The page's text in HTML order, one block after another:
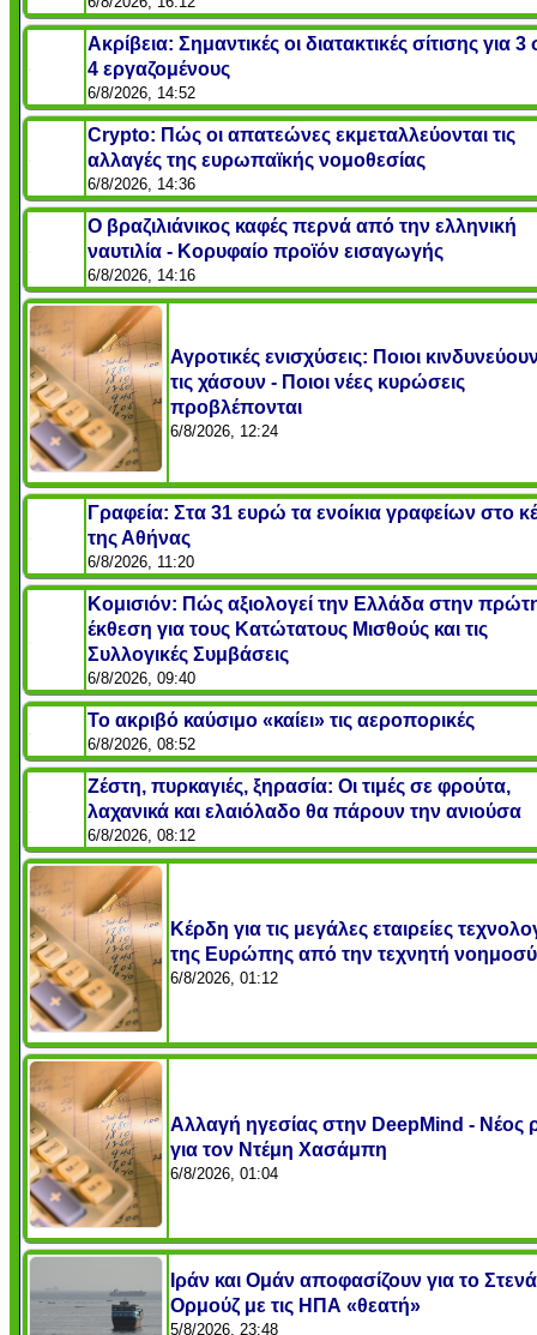
Ακρίβεια: Σημαντικές οι διατακτικές σίτισης για 3
4 εργαζομένους
6/8/2026, 14:52
Crypto: Πώς οι απατεώνες εκμεταλλεύονται τις
αλλαγές της ευρωπαϊκής νομοθεσίας
6/8/2026, 14:36
Ο βραζιλιάνικος καφές περνά από την ελληνική
ναυτιλία - Κορυφαίο προϊόν εισαγωγής
6/8/2026, 14:16
Αγροτικές ενισχύσεις: Ποιοι
τις χάσουν - Ποιοι νέες κυρώσεις
προβλέπονται
6/8/2026, 12:24
Γραφεία: Στα 31 ευρώ τα ενοίκια γραφείων στο
της Αθήνας
6/8/2026, 11:20
Κομισιόν: Πώς αξιολογεί την Ελλάδα στην
έκθεση για τους Κατώτατους Μισθούς και τις
Συλλογικές Συμβάσεις
6/8/2026, 09:40
Το ακριβό καύσιμο «καίει» τις αεροπορικές
6/8/2026, 08:52
Ζέστη, πυρκαγιές, ξηρασία: Οι τιμές σε φρούτα,
λαχανικά και ελαιόλαδο θα πάρουν την ανιούσα
6/8/2026, 08:12
Κέρδη για τις μεγάλες εταιρείες
της Ευρώπης από την τεχνητή
6/8/2026, 01:12
Αλλαγή ηγεσίας στην DeepMind - Νέος
για τον Ντέμη Χασάμπη
6/8/2026, 01:04
Ιράν και Ομάν αποφασίζουν για το
Ορμούζ με τις ΗΠΑ «θεατή»
5/8/2026, 23:48